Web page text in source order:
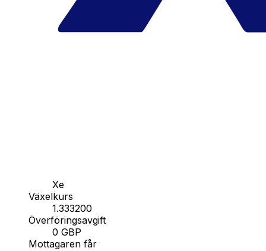
Xe
Växelkurs
1.333200
Överföringsavgift
0 GBP
Mottagaren får